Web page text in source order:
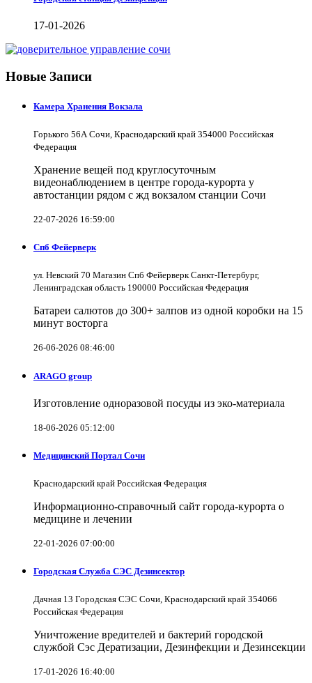
17-01-2026
Новые Записи
Камера Хранения Вокзала
Горького 56А Сочи, Краснодарский край 354000 Российская
Федерация
Хранение вещей под круглосуточным
видеонаблюдением в центре города-курорта у
автостанции рядом с жд вокзалом станции Сочи
22-07-2026 16:59:00
Спб Фейерверк
ул. Невский 70 Магазин Спб Фейерверк Санкт-Петербург,
Ленинградская область 190000 Российская Федерация
Батареи салютов до 300+ залпов из одной коробки на 15
минут восторга
26-06-2026 08:46:00
ARAGO group
Изготовление одноразовой посуды из эко-материала
18-06-2026 05:12:00
Медицинский Портал Сочи
Краснодарский край Российская Федерация
Информационно-справочный сайт города-курорта о
медицине и лечении
22-01-2026 07:00:00
Городская Служба СЭС Дезинсектор
Дачная 13 Городская СЭС Сочи, Краснодарский край 354066
Российская Федерация
Уничтожение вредителей и бактерий городской
службой Сэс Дератизации, Дезинфекции и Дезинсекции
17-01-2026 16:40:00